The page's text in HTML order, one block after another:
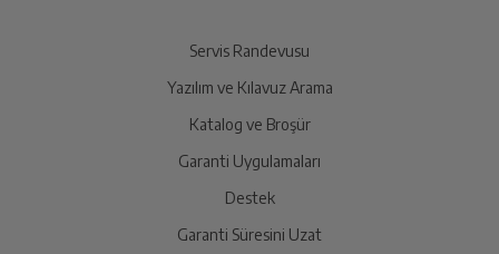
Ürünü eksiksiz ve hasarsız olarak faturası ile birlikte
İade Talebiniz Onaylansın
Servis Randevusu
Yazılım ve Kılavuz Arama
Katalog ve Broşür
Garanti Uygulamaları
Destek
Garanti Süresini Uzat